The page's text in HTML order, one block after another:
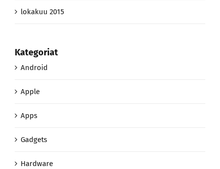
lokakuu 2015
Kategoriat
Android
Apple
Apps
Gadgets
Hardware